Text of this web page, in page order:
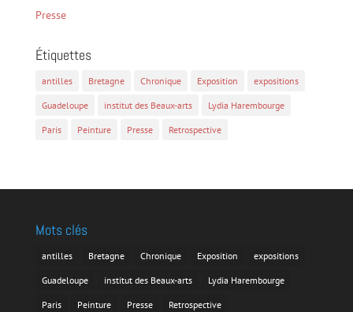
Presse
Étiquettes
antilles Bretagne Chronique Exposition expositions
Guadeloupe institut des Beaux-arts Lydia Harembourge
Paris Peinture Presse Retrospective
Mots clés
antilles Bretagne Chronique Exposition expositions
Guadeloupe institut des Beaux-arts Lydia Harembourge
Paris Peinture Presse Retrospective